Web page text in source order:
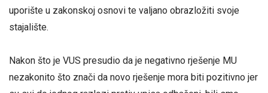
uporište u zakonskoj osnovi te valjano obrazložiti svoje
stajalište.
Nakon što je VUS presudio da je negativno rješenje MU
nezakonito što znači da novo rješenje mora biti pozitivno jer